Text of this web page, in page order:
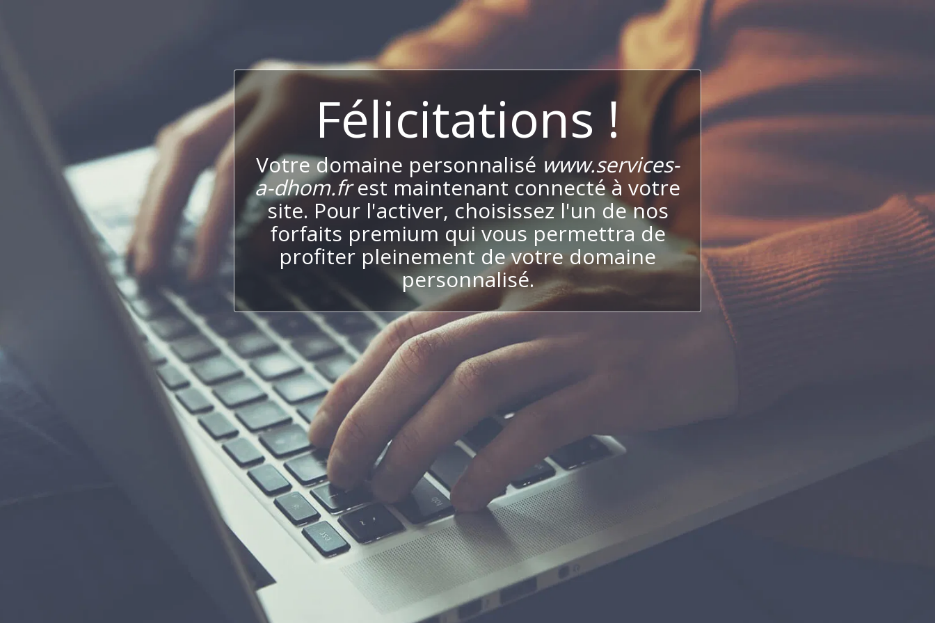
Félicitations !
Votre domaine personnalisé www.services-
a-dhom.frest maintenant connecté à votre
site. Pour l'activer, choisissez l'un de nos
forfaits premium qui vous permettra de
profiter pleinement de votre domaine
personnalisé.